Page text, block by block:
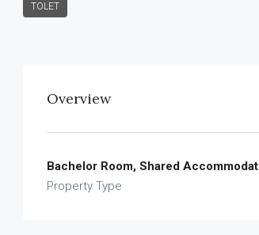
TOLET
Overview
Bachelor Room, Shared
Property Type